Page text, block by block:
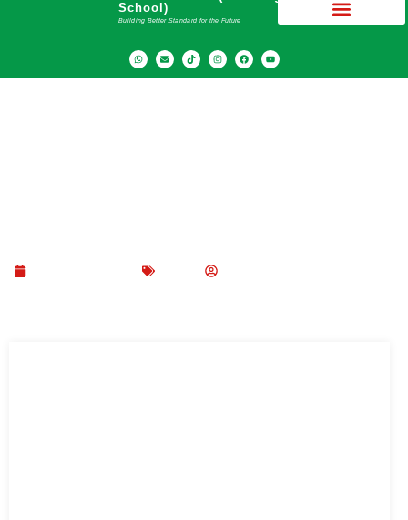
School)
Building Better Standard for the Future